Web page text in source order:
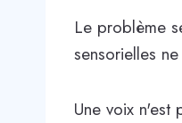
Le problème
sensorielles
Une voix n'est